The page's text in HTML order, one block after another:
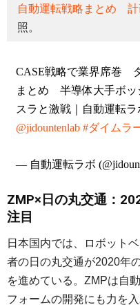
自動運転戦略まとめ 計
照。
CASE戦略で業界席巻
まとめ 半導体大手ボッ
スラと激戦｜自動運転ラ
@jidountenlab #ダイムラ
— 自動運転ラボ
ZMP×日の丸交通：
注目
日本国内では、ロボット
者の日の丸交通が2020年
を進めている。ZMPは自
フォームの開発にも力を